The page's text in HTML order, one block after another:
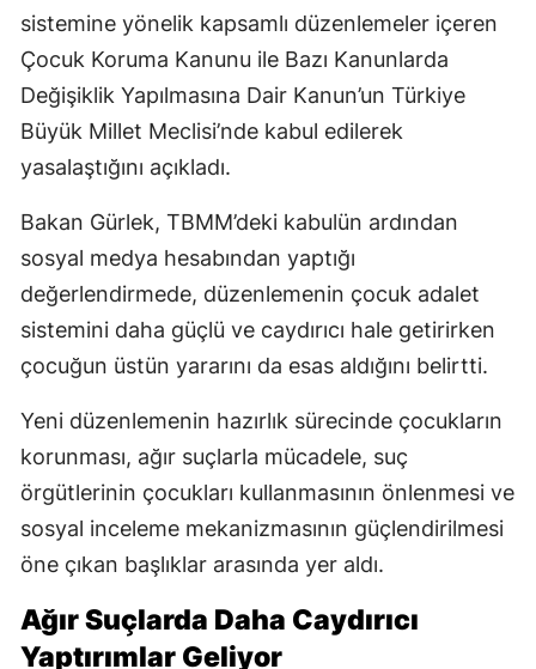
sistemine yönelik kapsamlı düzenlemeler içeren
Çocuk Koruma Kanunu ile Bazı Kanunlarda
Değişiklik Yapılmasına Dair Kanun’un Türkiye
Büyük Millet Meclisi’nde kabul edilerek
yasalaştığını açıkladı.
Bakan Gürlek, TBMM’deki kabulün ardından
sosyal medya hesabından yaptığı
değerlendirmede, düzenlemenin çocuk adalet
sistemini daha güçlü ve caydırıcı hale getirirken
çocuğun üstün yararını da esas aldığını belirtti.
Yeni düzenlemenin hazırlık sürecinde çocukların
korunması, ağır suçlarla mücadele, suç
örgütlerinin çocukları kullanmasının önlenmesi ve
sosyal inceleme mekanizmasının güçlendirilmesi
öne çıkan başlıklar arasında yer aldı.
Ağır Suçlarda Daha Caydırıcı
Yaptırımlar Geliyor